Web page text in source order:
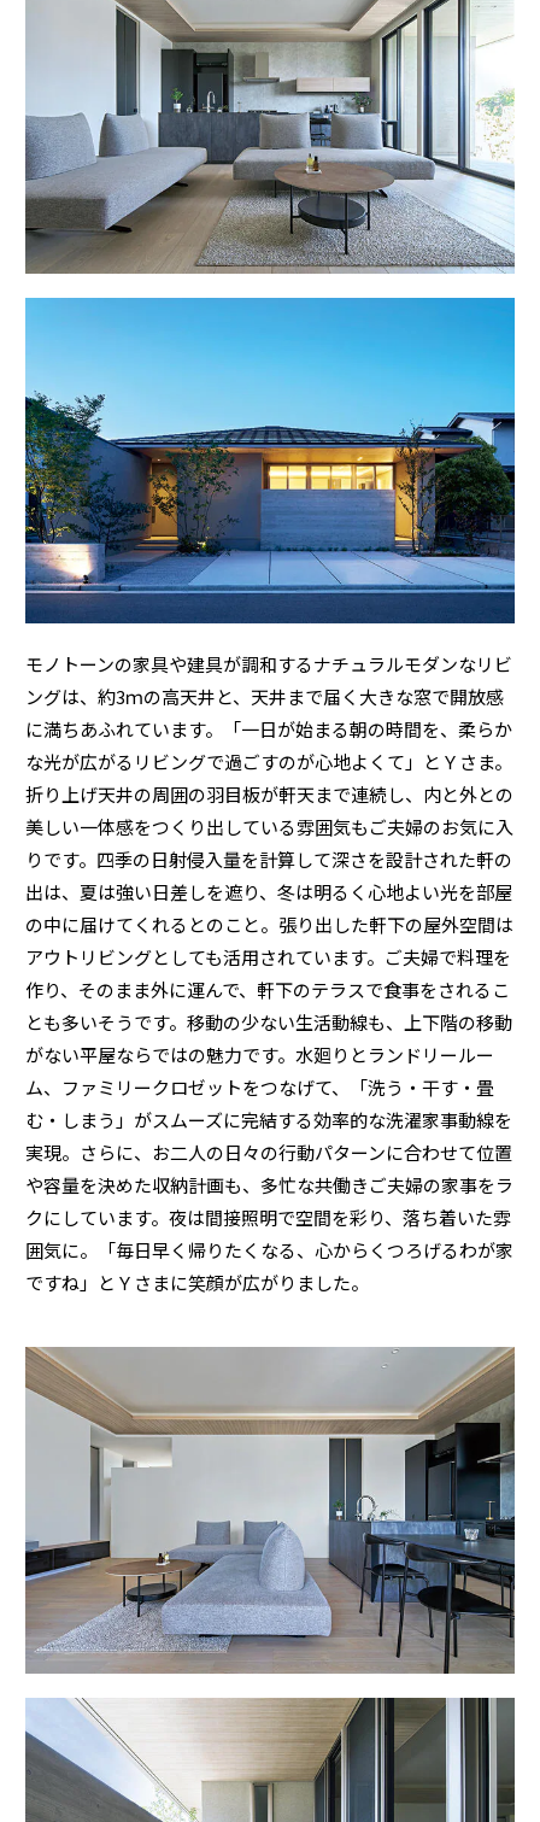
多彩な動画やこだわりが詰まった建築実例、注目の最新情報など、住
まいづくりを楽しく学べるデジタルラウンジです。
ホームラウンジ 新築・戸建て
障がい者採用
ウエルネス事業
海外事業
ミサワアイデンティティ
モノトーンの家具や建具が調和するナチュラルモダンなリビ
ングは、約3ｍの高天井と、天井まで届く大きな窓で開放感
に満ちあふれています。「一日が始まる朝の時間を、柔らか
な光が広がるリビングで過ごすのが心地よくて」とＹさま。
折り上げ天井の周囲の羽目板が軒天まで連続し、内と外との
美しい一体感をつくり出している雰囲気もご夫婦のお気に入
りです。四季の日射侵入量を計算して深さを設計された軒の
出は、夏は強い日差しを遮り、冬は明るく心地よい光を部屋
の中に届けてくれるとのこと。張り出した軒下の屋外空間は
アウトリビングとしても活用されています。ご夫婦で料理を
作り、そのまま外に運んで、軒下のテラスで食事をされるこ
とも多いそうです。移動の少ない生活動線も、上下階の移動
がない平屋ならではの魅力です。水廻りとランドリールー
ム、ファミリークロゼットをつなげて、「洗う・干す・畳
む・しまう」がスムーズに完結する効率的な洗濯家事動線を
実現。さらに、お二人の日々の行動パターンに合わせて位置
や容量を決めた収納計画も、多忙な共働きご夫婦の家事をラ
クにしています。夜は間接照明で空間を彩り、落ち着いた雰
囲気に。「毎日早く帰りたくなる、心からくつろげるわが家
ですね」とＹさまに笑顔が広がりました。